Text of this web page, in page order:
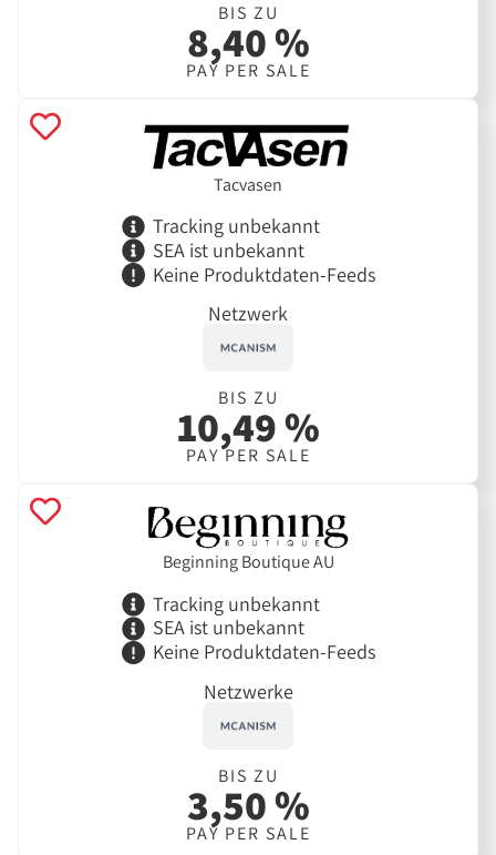
BIS ZU
8,40 %
PAY PER SALE
Tacvasen
Tracking unbekannt
SEA ist unbekannt
Keine Produktdaten-Feeds
Netzwerk
BIS ZU
10,49 %
PAY PER SALE
Beginning Boutique AU
Tracking unbekannt
SEA ist unbekannt
Keine Produktdaten-Feeds
Netzwerke
BIS ZU
3,50 %
PAY PER SALE